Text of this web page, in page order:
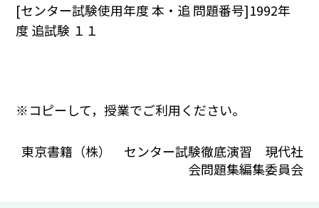
[センター試験使用年度 本・追 問題番号]1992年
度 追試験 １１
※コピーして，授業でご利用ください。
東京書籍（株） センター試験徹底演習 現代社
会問題集編集委員会